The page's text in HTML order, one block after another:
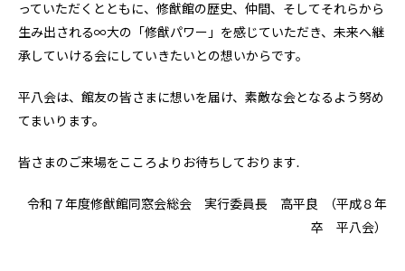
っていただくとともに、修猷館の歴史、仲間、そしてそれらから
生み出される∞大の「修猷パワー」を感じていただき、未来へ継
承していける会にしていきたいとの想いからです。
平八会は、館友の皆さまに想いを届け、素敵な会となるよう努め
てまいります。
皆さまのご来場をこころよりお待ちしております.
令和７年度修猷館同窓会総会 実行委員長 高平良 （平成８年
卒 平八会）